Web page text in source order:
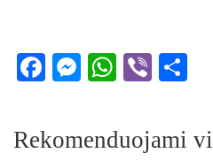
Facebook
Messenger
Viber
Rekomenduojami